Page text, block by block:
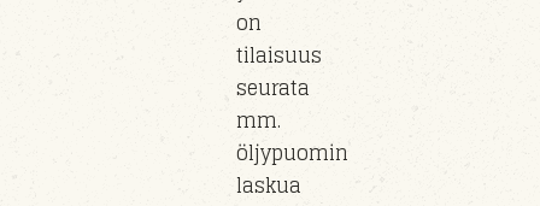
on
tilaisuus
seurata
mm.
öljypuomin
laskua